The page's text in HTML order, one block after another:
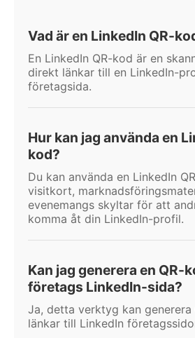
Vad är en LinkedIn QR-
En LinkedIn QR-kod är en
direkt länkar till en LinkedIn-
företagsida.
Hur kan jag använda en
kod?
Du kan använda en LinkedIn
visitkort,
evenemangs skyltar för att
komma åt din LinkedIn-profil.
Kan jag generera en QR-
företags LinkedIn-sida?
Ja, detta verktyg kan generera
länkar till LinkedIn